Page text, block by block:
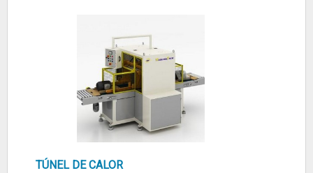
marca.A Selpack Seladoras é uma empresa
que tem se destacado no segmento pela
idoneidade em tudo que faz onde fecha todo o
ciclo de entrega com excelência para seus
manual para fita de ....
TÚNEL DE CALOR